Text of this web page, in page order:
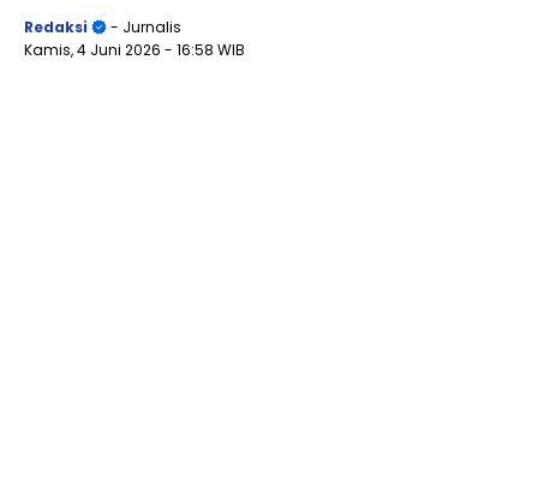
Redaksi
- Jurnalis
Kamis, 4 Juni 2026 - 16:58 WIB